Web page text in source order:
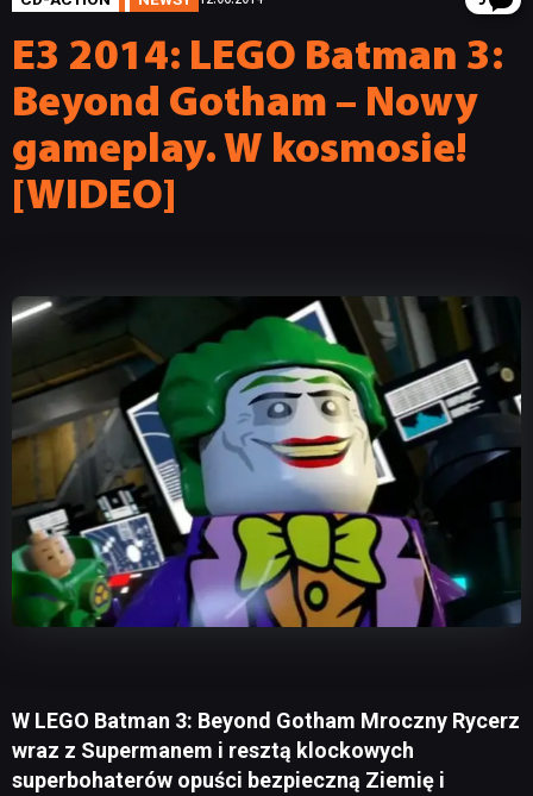
E3 2014: LEGO Batman 3:
Beyond Gotham – Nowy
gameplay. W kosmosie!
[WIDEO]
W LEGO Batman 3: Beyond Gotham Mroczny Rycerz
wraz z Supermanem i resztą klockowych
superbohaterów opuści bezpieczną Ziemię i